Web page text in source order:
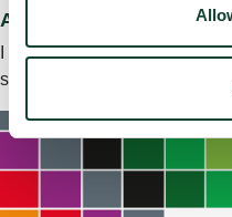
Användarmanual
I användarmanualen hittar
ska användas.